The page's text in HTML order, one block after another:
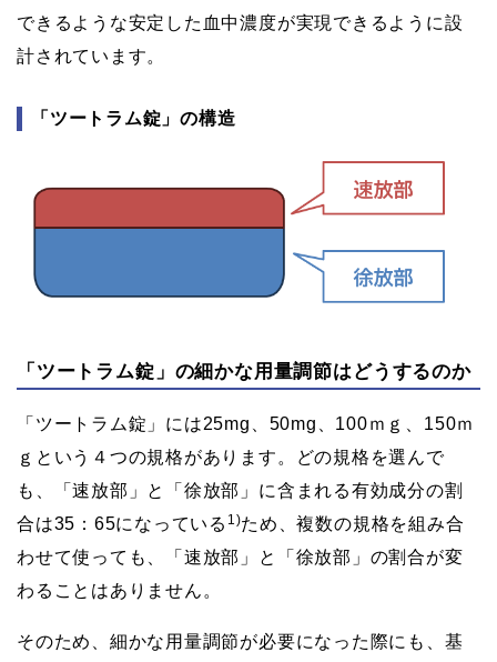
できるような安定した血中濃度が実現できるように設
計されています。
「ツートラム錠」の構造
「ツートラム錠」の細かな用量調節はどうするのか
「ツートラム錠」には25mg、50mg、100ｍｇ、150ｍ
ｇという４つの規格があります。どの規格を選んで
も、「速放部」と「徐放部」に含まれる有効成分の割
合は35：65になっている 1)ため、複数の規格を組み合
わせて使っても、「速放部」と「徐放部」の割合が変
わることはありません。
そのため、細かな用量調節が必要になった際にも、基